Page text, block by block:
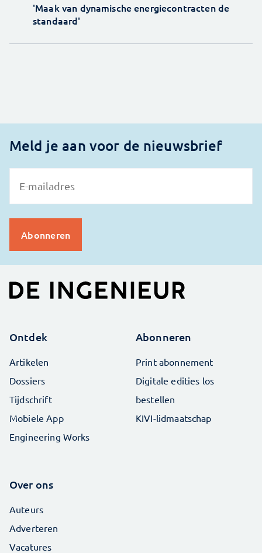
'Maak van dynamische energiecontracten de
standaard'
Meld je aan voor de nieuwsbrief
Ontdek
Artikelen
Dossiers
Tijdschrift
Mobiele App
Engineering Works
Abonneren
Print abonnement
Digitale edities los
bestellen
KIVI-lidmaatschap
Over ons
Auteurs
Adverteren
Vacatures